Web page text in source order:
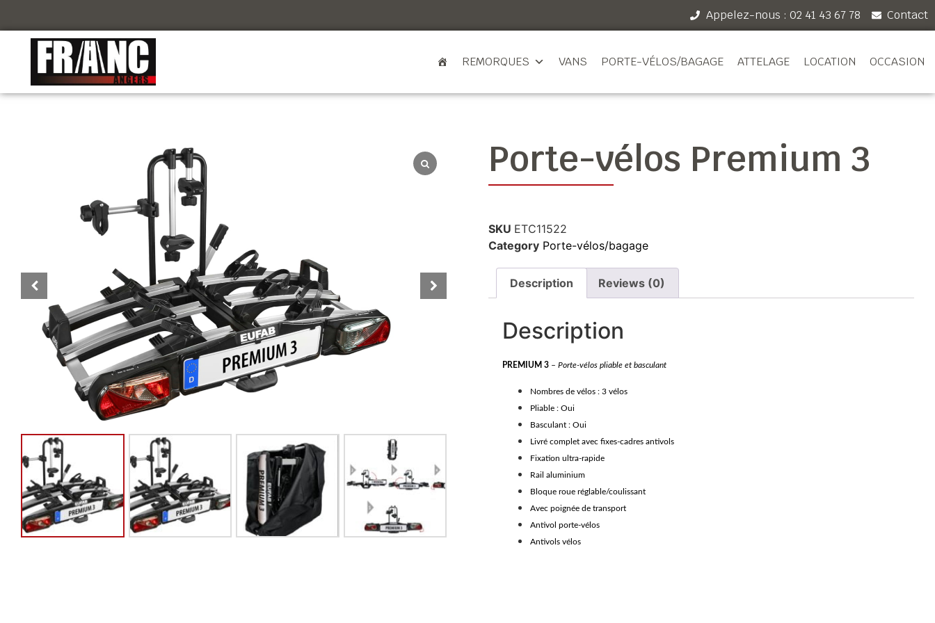
Appelez-nous : 02 41 43 67 78 Contact
REMORQUES VANS PORTE-VÉLOS/BAGAGE ATTELAGE LOCATION OCCASION
Porte-vélos Premium 3
SKU ETC11522
Category Porte-vélos/bagage
Description Reviews (0)
Description
PREMIUM 3 – Porte-vélos pliable et basculant
Nombres de vélos : 3 vélos
Pliable : Oui
Basculant : Oui
Livré complet avec fixes-cadres antivols
Fixation ultra-rapide
Rail aluminium
Bloque roue réglable/coulissant
Avec poignée de transport
Antivol porte-vélos
Antivols vélos